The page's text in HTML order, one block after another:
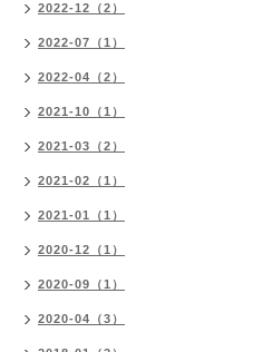
2022-12（2）
2022-07（1）
2022-04（2）
2021-10（1）
2021-03（2）
2021-02（1）
2021-01（1）
2020-12（1）
2020-09（1）
2020-04（3）